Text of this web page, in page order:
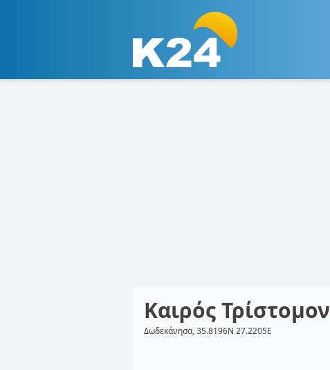
Καιρός Τρίστομον
Δωδεκάνησα, 35.8196N 27.2205E